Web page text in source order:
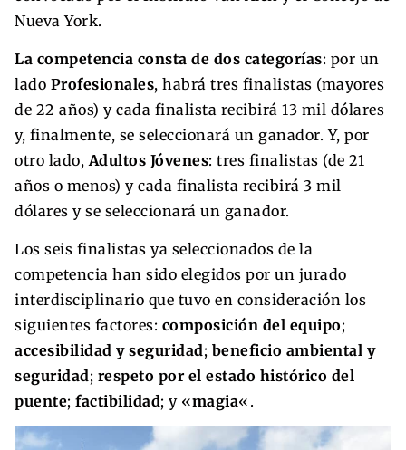
Nueva York.
La competencia consta de dos categorías: por un
lado Profesionales, habrá tres finalistas (mayores
de 22 años) y cada finalista recibirá 13 mil dólares
y, finalmente, se seleccionará un ganador. Y, por
otro lado, Adultos Jóvenes: tres finalistas (de 21
años o menos) y cada finalista recibirá 3 mil
dólares y se seleccionará un ganador.
Los seis finalistas ya seleccionados de la
competencia han sido elegidos por un jurado
interdisciplinario que tuvo en consideración los
siguientes factores: composición del equipo;
accesibilidad y seguridad; beneficio ambiental y
seguridad; respeto por el estado histórico del
puente; factibilidad; y «magia«.